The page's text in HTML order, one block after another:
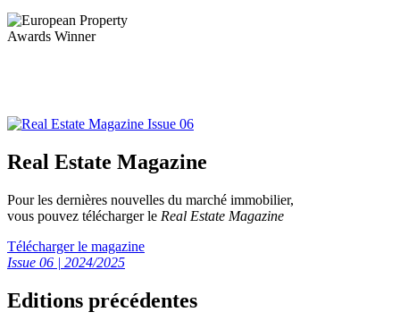
Real Estate Magazine
Pour les dernières nouvelles du marché immobilier,
vous pouvez télécharger le Real Estate Magazine
Télécharger le magazine
Issue 06 | 2024/2025
Editions précédentes